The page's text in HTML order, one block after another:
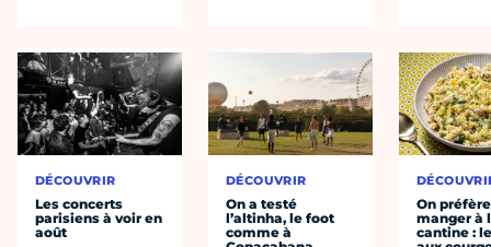
DÉCOUVRIR
Les concerts
parisiens à voir en
août
DÉCOUVRIR
On a testé
l’altinha, le foot
comme à
On préfère
manger à
cantine :